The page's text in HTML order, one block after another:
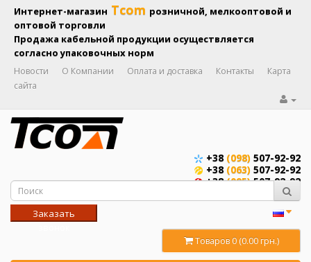
Интернет-магазин Tcom розничной, мелкооптовой и
оптовой торговли
Продажа кабельной продукции осуществляется
согласно упаковочных норм
Новости О Компании Оплата и доставка Контакты
Карта
сайта
+38 (098) 507-92-92
+38 (063) 507-92-92
+38(095)507-92-92
Заказать
Товаров 0 (0.00 грн.)